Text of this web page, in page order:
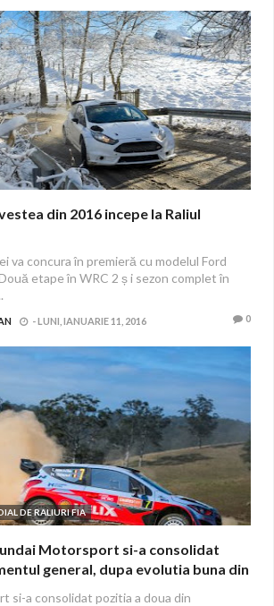
din 2016 incepe la Raliul
va concura în premieră cu modelul Ford
etape în WRC 2 ș i sezon complet în
-LUNI, IANUARIE 11, 2016 0
DE RALIURI FIA
Motorsport si-a consolidat
general, dupa evolutia buna din
si-a consolidat pozitia a doua din